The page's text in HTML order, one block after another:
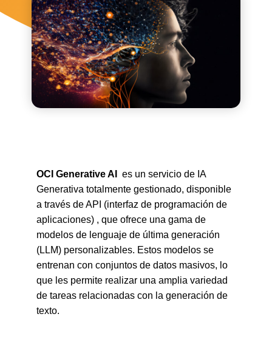
OCI Generative AI
es un servicio de IA
Generativa totalmente gestionado, disponible
a través de API (interfaz de programación de
aplicaciones) , que ofrece una gama de
modelos de lenguaje de última generación
(LLM) personalizables. Estos modelos se
entrenan con conjuntos de datos masivos, lo
que les permite realizar una amplia variedad
de tareas relacionadas con la generación de
texto.